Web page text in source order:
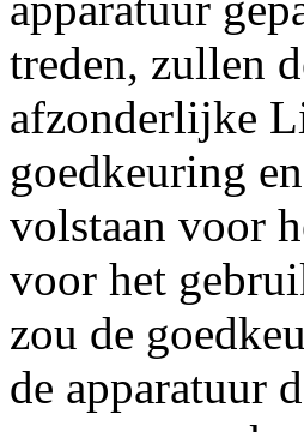
treden, zullen
afzonderlijke
goedkeuring
volstaan voor
voor het
zou de
de apparatuur